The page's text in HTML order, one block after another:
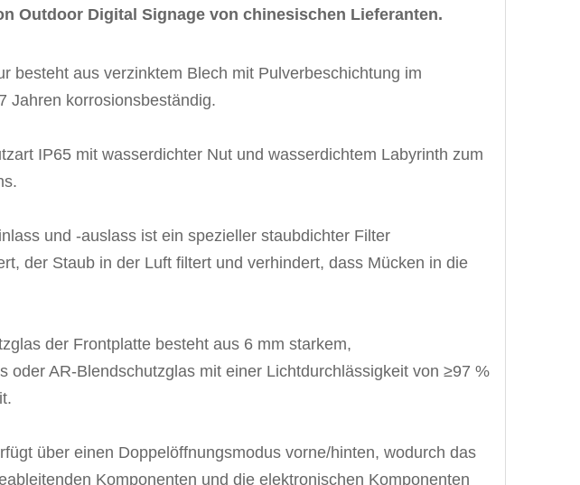
Outdoor Digital Signage von chinesischen Lieferanten.
besteht aus verzinktem Blech mit Pulverbeschichtung im
Jahren korrosionsbeständig.
IP65 mit wasserdichter Nut und wasserdichtem Labyrinth zum
und -auslass ist ein spezieller staubdichter Filter
der Staub in der Luft filtert und verhindert, dass Mücken in die
der Frontplatte besteht aus 6 mm starkem,
oder AR-Blendschutzglas mit einer Lichtdurchlässigkeit von ≥97 %
über einen Doppelöffnungsmodus vorne/hinten, wodurch das
Komponenten und die elektronischen Komponenten